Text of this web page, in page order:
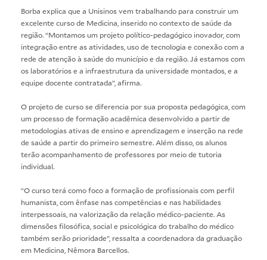
Borba explica que a Unisinos vem trabalhando para construir um
excelente curso de Medicina, inserido no contexto de saúde da
região. “Montamos um projeto político-pedagógico inovador, com
integração entre as atividades, uso de tecnologia e conexão com a
rede de atenção à saúde do município e da região. Já estamos com
os laboratórios e a infraestrutura da universidade montados, e a
equipe docente contratada”, afirma.
O projeto de curso se diferencia por sua proposta pedagógica, com
um processo de formação acadêmica desenvolvido a partir de
metodologias ativas de ensino e aprendizagem e inserção na rede
de saúde a partir do primeiro semestre. Além disso, os alunos
terão acompanhamento de professores por meio de tutoria
individual.
“O curso terá como foco a formação de profissionais com perfil
humanista, com ênfase nas competências e nas habilidades
interpessoais, na valorização da relação médico-paciente. As
dimensões filosófica, social e psicológica do trabalho do médico
também serão prioridade”, ressalta a coordenadora da graduação
em Medicina, Nêmora Barcellos.